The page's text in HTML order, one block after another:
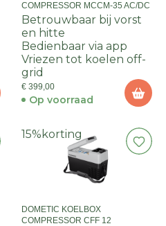
COMPRESSOR MCCM-35 AC/DC
Betrouwbaar bij vorst
en hitte
Bedienbaar via app
Vriezen tot koelen off-
grid
€ 399,00
Op voorraad
15% korting
DOMETIC KOELBOX
COMPRESSOR CFF 12